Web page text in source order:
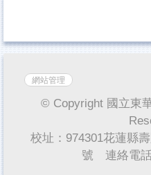
網站管理
© Copyright 國立東
校址：974301花蓮縣
號 連絡電話